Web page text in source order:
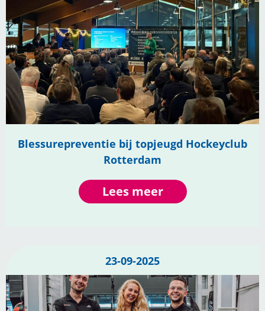
Blessurepreventie bij topjeugd Hockeyclub
Rotterdam
Lees meer
23-09-2025